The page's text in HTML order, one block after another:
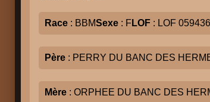
Race : BBMSexe : FLOF : LOF
Père : PERRY DU BANC DES
Mère : ORPHEE DU BANC DES